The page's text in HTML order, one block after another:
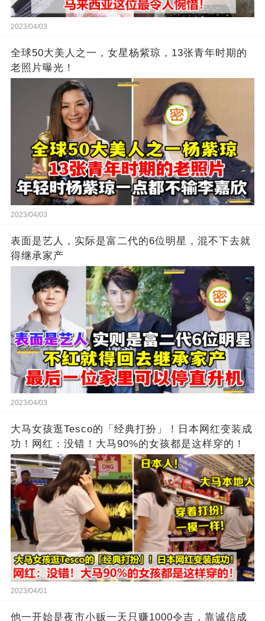
2023/04/03
全球50大美人之一，女星杨紫琼，13张青年时期的
老照片曝光！
2023/04/03
表面是艺人，实际是富二代的6位明星，混不下去就
得继承家产
2023/04/03
大马女孩逛Tesco的「经典打扮」！日本网红变装成
功！网红：没错！大马90%的女孩都是这样穿的！
2023/04/01
他一开始是夜市小贩一天只赚1000令吉，靠诚信成